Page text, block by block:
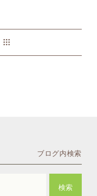
ブログ内検索